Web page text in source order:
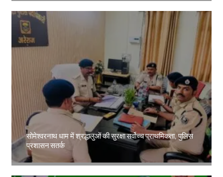
सोमेश्वरनाथ धाम में श्रद्धालुओं की सुरक्षा सर्वोच्च प्राथमिकता, पुलिस
प्रशासन सतर्क